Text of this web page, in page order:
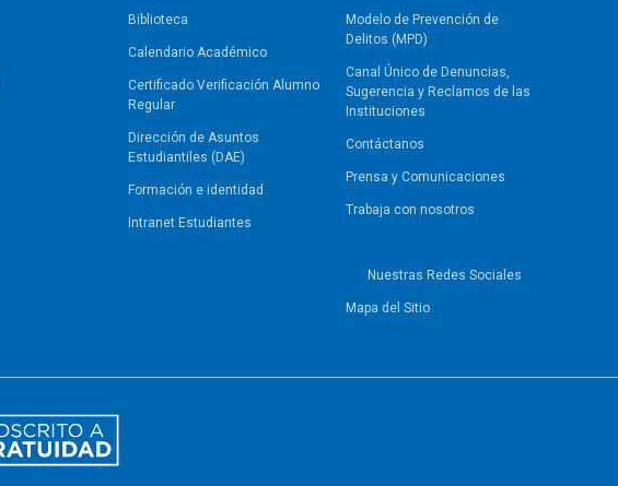
Biblioteca
Calendario Académico
Certificado Verificación Alumno
Regular
Dirección de Asuntos
Estudiantiles (DAE)
Formación e identidad
Intranet Estudiantes
Modelo de Prevención de
Delitos (MPD)
Canal Único de Denuncias,
Sugerencia y Reclamos de las
Instituciones
Contáctanos
Prensa y Comunicaciones
Trabaja con nosotros
Nuestras Redes Sociales
Mapa del Sitio